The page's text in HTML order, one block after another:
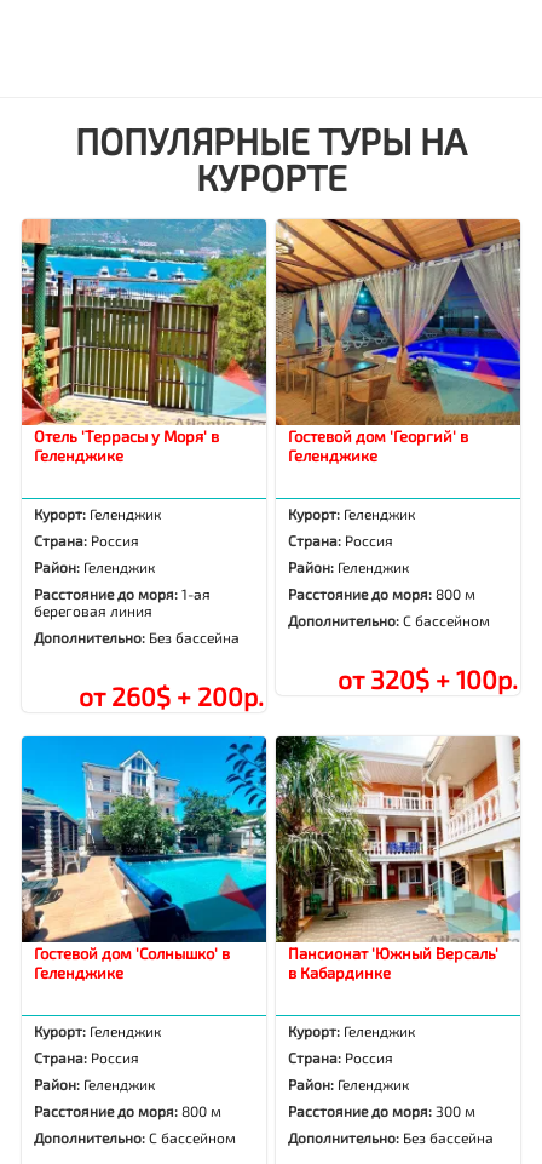
ПОПУЛЯРНЫЕ ТУРЫ НА
КУРОРТЕ
Отель 'Террасы у Моря' в
Геленджике
Курорт: Геленджик
Страна: Россия
Район: Геленджик
Расстояние до моря:1-ая
береговая линия
Дополнительно: Без бассейна
от 260$ + 200р.
Гостевой дом 'Георгий' в
Геленджике
Курорт: Геленджик
Страна: Россия
Район: Геленджик
Расстояние до моря:800 м
Дополнительно:С бассейном
от 320$ + 100р.
Гостевой дом 'Солнышко' в
Геленджике
Курорт: Геленджик
Страна: Россия
Район: Геленджик
Расстояние до моря:800 м
Дополнительно:С бассейном
Пансионат 'Южный Версаль'
в Кабардинке
Курорт: Геленджик
Страна: Россия
Район: Геленджик
Расстояние до моря: 300 м
Дополнительно: Без бассейна